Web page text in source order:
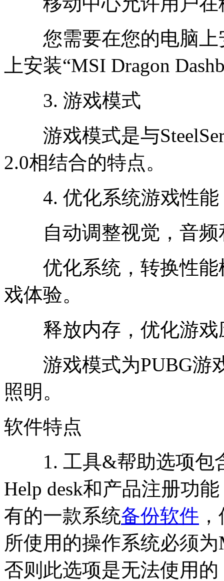
您需要在您的电脑上
上安装“MSI Dragon
3. 游戏模式
游戏模式是与
2.0相结合的特点。
4. 优化系统游戏性能
自动调整视觉，音频
优化系统，转换性能
戏体验。
释放内存，优化游戏
游戏模式为PUBG游
照明。
软件特点
1. 工具&帮助选项包含
Help desk和产品注册功
有的一款系统备份软件
所使用的操作系统必须
否则此选项是无法使用